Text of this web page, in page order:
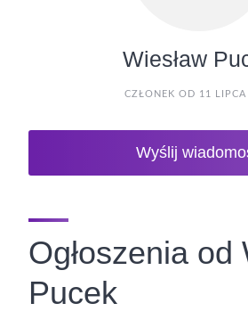
Wiesław
CZŁONEK OD 11 LIPCA
Wyślij
Ogłoszenia od
Pucek